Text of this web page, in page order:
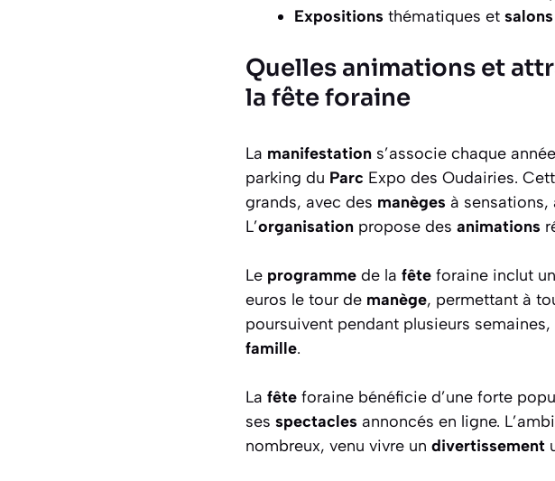
Expositions thématiques et salons
Quelles animations et
la fête foraine
La manifestation s’associe chaque
parking du Parc Expo des Oudairies.
grands, avec des manèges à sensations,
L’organisation propose des animations
Le programme de la fête foraine inclut
euros le tour de manège, permettant à
poursuivent pendant plusieurs
famille.
La fête foraine bénéficie d’une forte
ses spectacles annoncés en ligne.
nombreux, venu vivre un divertissement